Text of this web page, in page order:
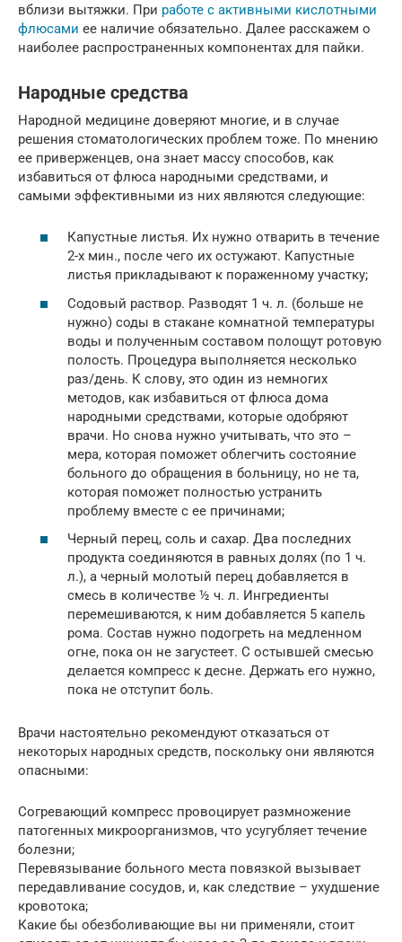
вблизи вытяжки. При работе с активными кислотными
флюсами ее наличие обязательно. Далее расскажем о
наиболее распространенных компонентах для пайки.
Народные средства
Народной медицине доверяют многие, и в случае
решения стоматологических проблем тоже. По мнению
ее приверженцев, она знает массу способов, как
избавиться от флюса народными средствами, и
самыми эффективными из них являются следующие:
Капустные листья. Их нужно отварить в течение
2-х мин., после чего их остужают. Капустные
листья прикладывают к пораженному участку;
Содовый раствор. Разводят 1 ч. л. (больше не
нужно) соды в стакане комнатной температуры
воды и полученным составом полощут ротовую
полость. Процедура выполняется несколько
раз/день. К слову, это один из немногих
методов, как избавиться от флюса дома
народными средствами, которые одобряют
врачи. Но снова нужно учитывать, что это –
мера, которая поможет облегчить состояние
больного до обращения в больницу, но не та,
которая поможет полностью устранить
проблему вместе с ее причинами;
Черный перец, соль и сахар. Два последних
продукта соединяются в равных долях (по 1 ч.
л.), а черный молотый перец добавляется в
смесь в количестве ½ ч. л. Ингредиенты
перемешиваются, к ним добавляется 5 капель
рома. Состав нужно подогреть на медленном
огне, пока он не загустеет. С остывшей смесью
делается компресс к десне. Держать его нужно,
пока не отступит боль.
Врачи настоятельно рекомендуют отказаться от
некоторых народных средств, поскольку они являются
опасными:
Согревающий компресс провоцирует размножение
патогенных микроорганизмов, что усугубляет течение
болезни;
Перевязывание больного места повязкой вызывает
передавливание сосудов, и, как следствие – ухудшение
кровотока;
Какие бы обезболивающие вы ни применяли, стоит